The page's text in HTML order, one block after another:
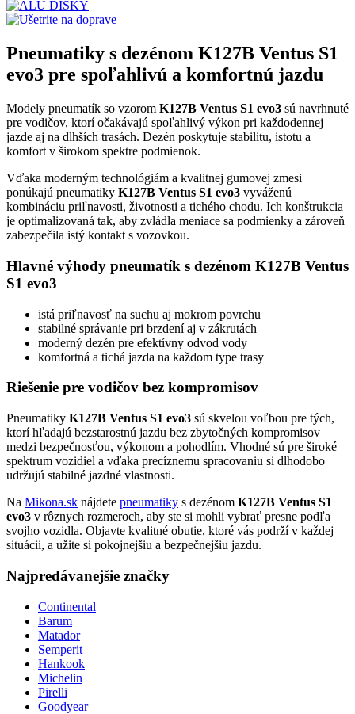
Pneumatiky s dezénom K127B Ventus S1
evo3 pre spoľahlivú a komfortnú jazdu
Modely pneumatík so vzorom K127B Ventus S1 evo3 sú navrhnuté
pre vodičov, ktorí očakávajú spoľahlivý výkon pri každodennej
jazde aj na dlhších trasách. Dezén poskytuje stabilitu, istotu a
komfort v širokom spektre podmienok.
Vďaka moderným technológiám a kvalitnej gumovej zmesi
ponúkajú pneumatiky K127B Ventus S1 evo3 vyváženú
kombináciu priľnavosti, životnosti a tichého chodu. Ich konštrukcia
je optimalizovaná tak, aby zvládla meniace sa podmienky a zároveň
zabezpečila istý kontakt s vozovkou.
Hlavné výhody pneumatík s dezénom K127B Ventus
S1 evo3
istá priľnavosť na suchu aj mokrom povrchu
stabilné správanie pri brzdení aj v zákrutách
moderný dezén pre efektívny odvod vody
komfortná a tichá jazda na každom type trasy
Riešenie pre vodičov bez kompromisov
Pneumatiky K127B Ventus S1 evo3 sú skvelou voľbou pre tých,
ktorí hľadajú bezstarostnú jazdu bez zbytočných kompromisov
medzi bezpečnosťou, výkonom a pohodlím. Vhodné sú pre široké
spektrum vozidiel a vďaka precíznemu spracovaniu si dlhodobo
udržujú stabilné jazdné vlastnosti.
Na Mikona.sk nájdete pneumatiky s dezénom K127B Ventus S1
evo3 v rôznych rozmeroch, aby ste si mohli vybrať presne podľa
svojho vozidla. Objavte kvalitné obutie, ktoré vás podrží v každej
situácii, a užite si pokojnejšiu a bezpečnejšiu jazdu.
Najpredávanejšie značky
Continental
Barum
Matador
Semperit
Hankook
Michelin
Pirelli
Goodyear